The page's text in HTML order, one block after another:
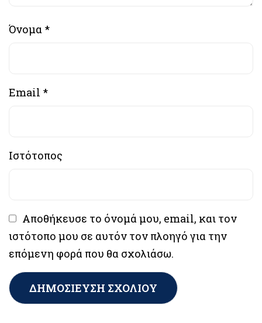
Όνομα *
Email *
Ιστότοπος
Αποθήκευσε το όνομά μου, email, και τον
ιστότοπο μου σε αυτόν τον πλοηγό για την
επόμενη φορά που θα σχολιάσω.